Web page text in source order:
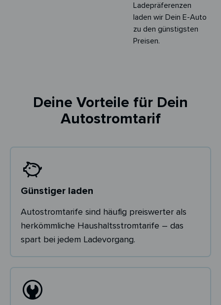
Ladepräferenzen
laden wir Dein E-Auto
zu den günstigsten
Preisen.
Deine Vorteile für Dein
Autostromtarif
Günstiger laden
Autostromtarife sind häufig preiswerter als
herkömmliche Haushaltsstromtarife – das
spart bei jedem Ladevorgang.